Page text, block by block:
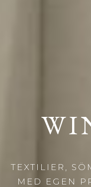
TEXTILIER,
MED EGEN